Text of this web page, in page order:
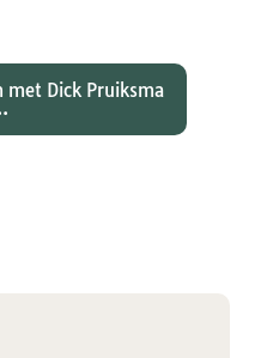
met Dick Pruiksma